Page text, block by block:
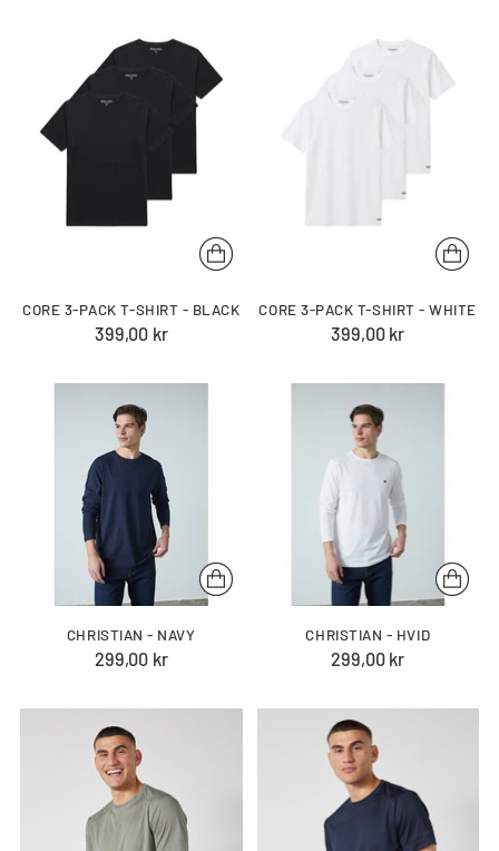
CORE 3-PACK T-SHIRT - BLACK
399,00 kr
CORE 3-PACK T-SHIRT - WHITE
399,00 kr
CHRISTIAN - NAVY
299,00 kr
CHRISTIAN - HVID
299,00 kr